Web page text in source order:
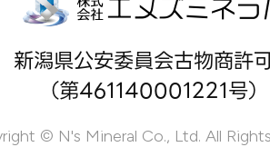
新潟県公安委員会古物商許
（第461140001221号）
© N's Mineral Co., Ltd. All